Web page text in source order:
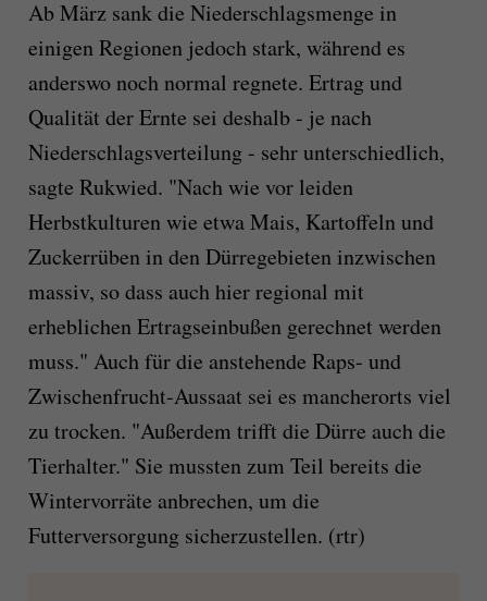
Ab März sank die Niederschlagsmenge in
einigen Regionen jedoch stark, während es
anderswo noch normal regnete. Ertrag und
Qualität der Ernte sei deshalb - je nach
Niederschlagsverteilung - sehr unterschiedlich,
sagte Rukwied. "Nach wie vor leiden
Herbstkulturen wie etwa Mais, Kartoffeln und
Zuckerrüben in den Dürregebieten inzwischen
massiv, so dass auch hier regional mit
erheblichen Ertragseinbußen gerechnet werden
muss." Auch für die anstehende Raps- und
Zwischenfrucht-Aussaat sei es mancherorts viel
zu trocken. "Außerdem trifft die Dürre auch die
Tierhalter." Sie mussten zum Teil bereits die
Wintervorräte anbrechen, um die
Futterversorgung sicherzustellen. (rtr)